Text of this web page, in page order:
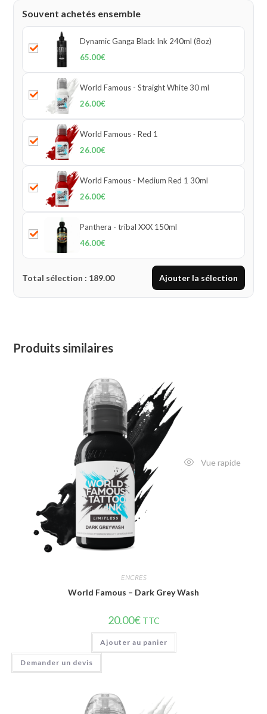
Souvent achetés ensemble
Dynamic Ganga Black Ink 240ml (8oz)
65.00€
World Famous - Straight White 30 ml
26.00€
World Famous - Red 1
26.00€
World Famous - Medium Red 1 30ml
26.00€
Panthera - tribal XXX 150ml
46.00€
Total sélection : 189.00 Ajouter la sélection
Produits similaires
Vue rapide
ENCRES
World Famous – Dark Grey Wash
20.00€ TTC
Ajouter au panier
Demander un devis